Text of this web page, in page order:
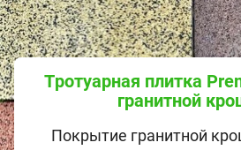
Тротуарная плитка
гранитной
Покрытие гранитной